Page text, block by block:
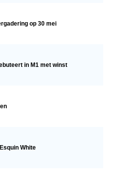
op 30 mei
in M1 met winst
White